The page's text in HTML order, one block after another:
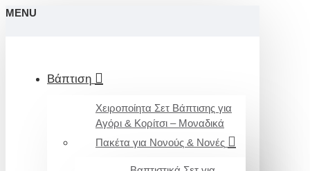
MENU
Βάπτιση
Χειροποίητα Σετ Βάπτισης για
Αγόρι & Κορίτσι – Μοναδικά
Πακέτα για Νονούς & Νονές